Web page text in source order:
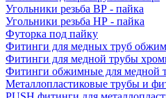
Угольники резьба ВР - пайка
Угольники резьба НР - пайка
Футорка под пайку
Фитинги для медных труб
Фитинги для медной трубы
Фитинги обжимные для медной
Металлопластиковые трубы и